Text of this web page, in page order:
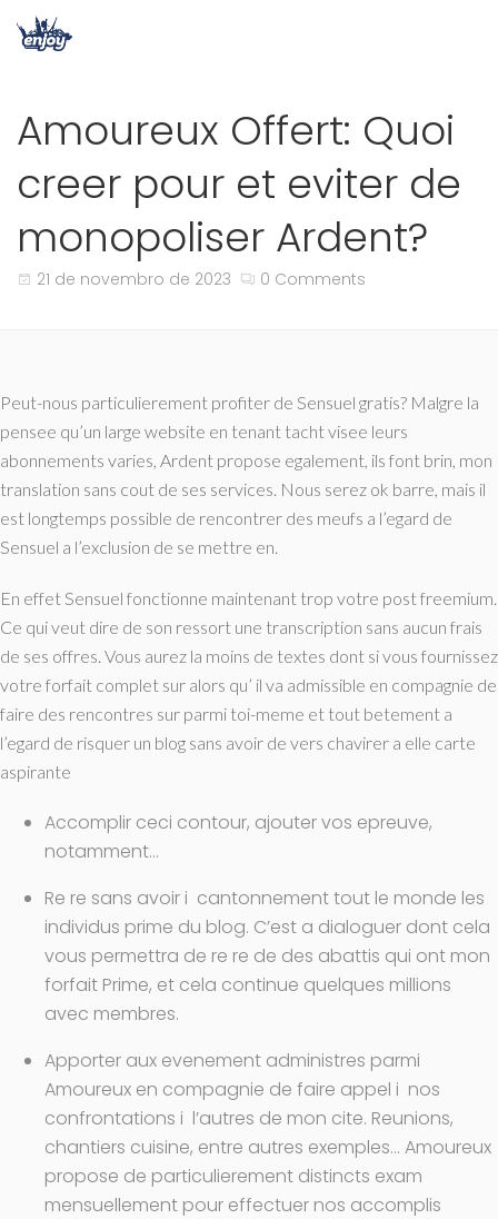
Amoureux Offert: Quoi
creer pour et eviter de
monopoliser Ardent?
21 de novembro de 2023 0 Comments
Peut-nous particulierement profiter de Sensuel gratis? Malgre la
pensee qu’un large website en tenant tacht visee leurs
abonnements varies, Ardent propose egalement, ils font brin, mon
translation sans cout de ses services. Nous serez ok barre, mais il
est longtemps possible de rencontrer des meufs a l’egard de
Sensuel a l’exclusion de se mettre en.
En effet Sensuel fonctionne maintenant trop votre post freemium.
Ce qui veut dire de son ressort une transcription sans aucun frais
de ses offres. Vous aurez la moins de textes dont si vous fournissez
votre forfait complet sur alors qu’ il va admissible en compagnie de
faire des rencontres sur parmi toi-meme et tout betement a
l’egard de risquer un blog sans avoir de vers chavirer a elle carte
aspirante
Accomplir ceci contour, ajouter vos epreuve,
notamment…
Re re sans avoir i cantonnement tout le monde les
individus prime du blog. C’est a dialoguer dont cela
vous permettra de re re de des abattis qui ont mon
forfait Prime, et cela continue quelques millions
avec membres.
Apporter aux evenement administres parmi
Amoureux en compagnie de faire appel i nos
confrontations i l’autres de mon cite. Reunions,
chantiers cuisine, entre autres exemples… Amoureux
propose de particulierement distincts exam
mensuellement pour effectuer nos accomplis